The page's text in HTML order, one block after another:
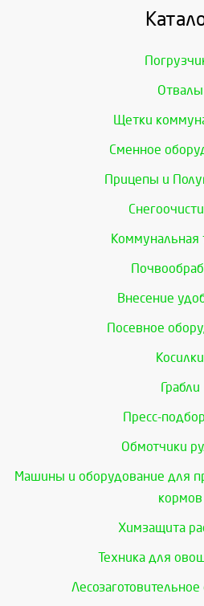
Отвалы
Щетки
Сменное
Прицепы и
Коммунальная
Внесение
Посевное
Косилки
Грабли
Пресс-
Обмотчики
Машины и оборудование для
кормов
Химзащита
Техника для